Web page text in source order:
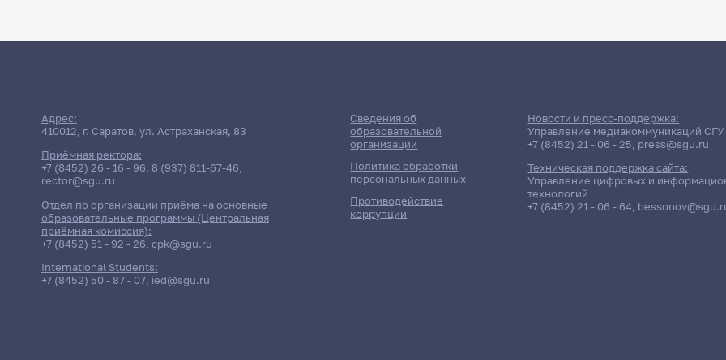
Адрес:
410012, г. Саратов, ул. Астраханская, 83
Приёмная ректора:
+7 (8452) 26 - 16 - 96, 8 (937) 811-67-46,
rector@sgu.ru
Отдел по организации приёма на основные
образовательные программы (Центральная
приёмная комиссия):
+7 (8452) 51 - 92 - 26, cpk@sgu.ru
International Students:
+7 (8452) 50 - 87 - 07, ied@sgu.ru
Сведения об
образовательной
организации
Политика обработки
персональных данных
Противодействие
коррупции
Новости и пресс-поддержка:
Управление медиакоммуникаций СГУ
+7 (8452) 21 - 06 - 25, press@sgu.ru
Техническая поддержка сайта:
Управление цифровых и
технологий
+7 (8452) 21 - 06 - 64,